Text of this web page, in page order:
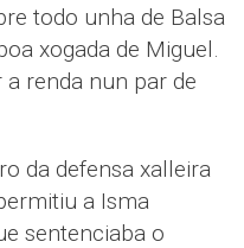
todo unha de Balsa
xogada de Miguel.
renda nun par de
da defensa xalleira
a Isma
sentenciaba o